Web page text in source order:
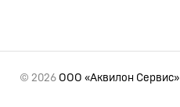
© 2026 ООО «Аквилон Сервис»